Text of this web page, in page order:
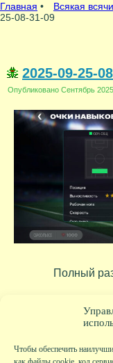
Чтобы обеспечить
Главная • Всякая
25-08-31-09
2025-09-25-
Опубликовано Сентябрь 2025
Полный